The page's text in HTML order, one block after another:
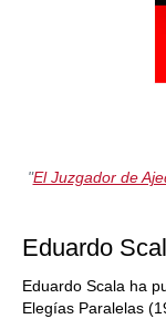
"El Juzgador de
Eduardo
Eduardo Scala ha
Elegías Paralelas